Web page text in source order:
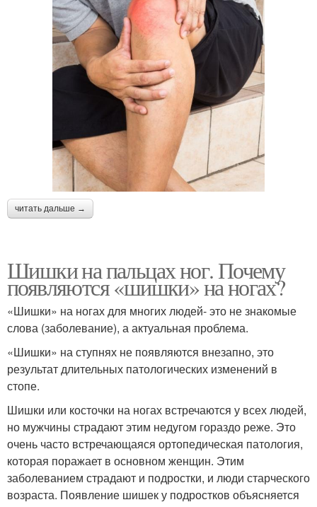
читать дальше →
Шишки на пальцах ног. Почему
появляются «шишки» на ногах?
«Шишки» на ногах для многих людей- это не знакомые
слова (заболевание), а актуальная проблема.
«Шишки» на ступнях не появляются внезапно, это
результат длительных патологических изменений в
стопе.
Шишки или косточки на ногах встречаются у всех людей,
но мужчины страдают этим недугом гораздо реже. Это
очень часто встречающаяся ортопедическая патология,
которая поражает в основном женщин. Этим
заболеванием страдают и подростки, и люди старческого
возраста. Появление шишек у подростков объясняется